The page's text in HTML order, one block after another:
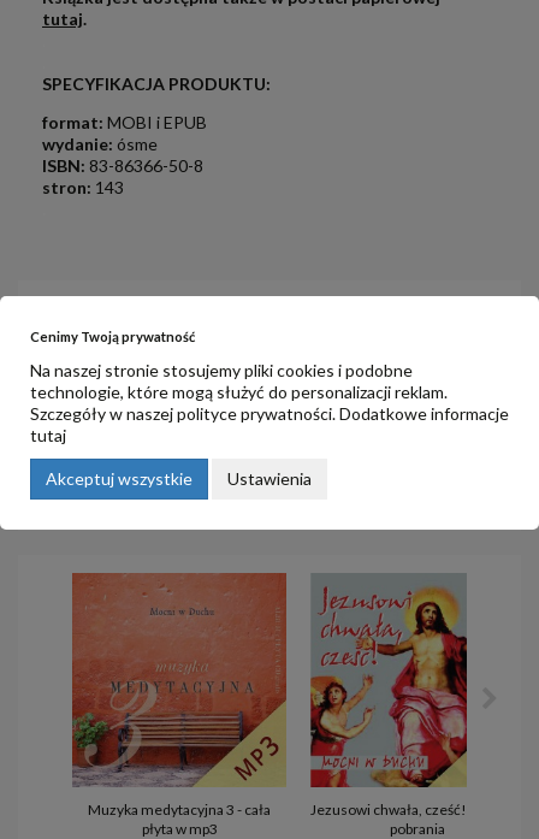
tutaj.
SPECYFIKACJA PRODUKTU:
format: MOBI i EPUB
wydanie: ósme
ISBN: 83-86366-50-8
stron: 143
Na razie nie dodano żadnej recenzji.
PRODUKTY POWIĄZANE
Muzyka medytacyjna 3 - cała
płyta w mp3
Jezusowi chwała, cześć! - mp3 do
pobrania
Cenimy Twoją prywatność
Na naszej stronie stosujemy pliki cookies i podobne
technologie, które mogą służyć do personalizacji reklam.
Szczegóły w naszejpolityce prywatności. Dodatkowe informacje
tutaj
Akceptuj wszystkie Ustawienia